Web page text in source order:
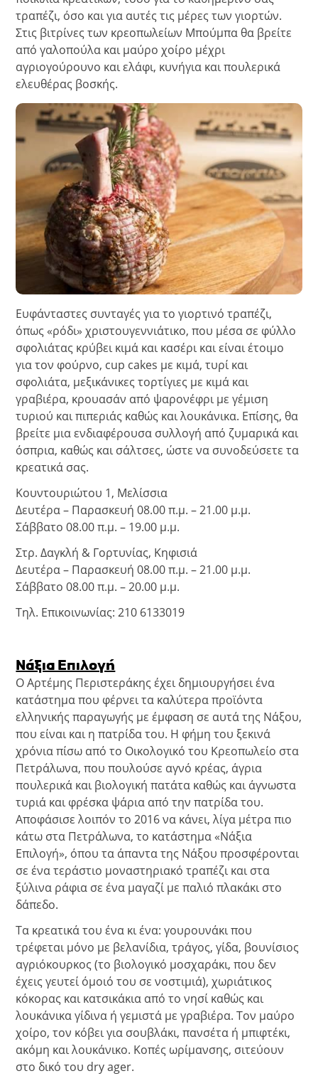
τραπέζι, όσο και για αυτές τις μέρες των γιορτών.
Στις βιτρίνες των κρεοπωλείων Μπούμπα θα βρείτε
από γαλοπούλα και μαύρο χοίρο μέχρι
αγριογούρουνο και ελάφι, κυνήγια και πουλερικά
ελευθέρας βοσκής.
Ευφάνταστες συνταγές για το γιορτινό τραπέζι,
όπως «ρόδι» χριστουγεννιάτικο, που μέσα σε φύλλο
σφολιάτας κρύβει κιμά και κασέρι και είναι έτοιμο
για τον φούρνο, cup cakes με κιμά, τυρί και
σφολιάτα, μεξικάνικες τορτίγιες με κιμά και
γραβιέρα, κρουασάν από ψαρονέφρι με γέμιση
τυριού και πιπεριάς καθώς και λουκάνικα. Επίσης, θα
βρείτε μια ενδιαφέρουσα συλλογή από ζυμαρικά και
όσπρια, καθώς και σάλτσες, ώστε να συνοδεύσετε τα
κρεατικά σας.
Κουντουριώτου 1, Μελίσσια
Δευτέρα – Παρασκευή 08.00 π.μ. – 21.00 μ.μ.
Σάββατο 08.00 π.μ. – 19.00 μ.μ.
Στρ. Δαγκλή & Γορτυνίας, Κηφισιά
Δευτέρα – Παρασκευή 08.00 π.μ. – 21.00 μ.μ.
Σάββατο 08.00 π.μ. – 20.00 μ.μ.
Τηλ. Επικοινωνίας: 210 6133019
Νάξια Επιλογή
Ο Αρτέμης Περιστεράκης έχει δημιουργήσει ένα
κατάστημα που φέρνει τα καλύτερα προϊόντα
ελληνικής παραγωγής με έμφαση σε αυτά της Νάξου,
που είναι και η πατρίδα του. Η φήμη του ξεκινά
χρόνια πίσω από το Οικολογικό του Κρεοπωλείο στα
Πετράλωνα, που πουλούσε αγνό κρέας, άγρια
πουλερικά και βιολογική πατάτα καθώς και άγνωστα
τυριά και φρέσκα ψάρια από την πατρίδα του.
Αποφάσισε λοιπόν το 2016 να κάνει, λίγα μέτρα πιο
κάτω στα Πετράλωνα, το κατάστημα «Νάξια
Επιλογή», όπου τα άπαντα της Νάξου προσφέρονται
σε ένα τεράστιο μοναστηριακό τραπέζι και στα
ξύλινα ράφια σε ένα μαγαζί με παλιό πλακάκι στο
δάπεδο.
Τα κρεατικά του ένα κι ένα: γουρουνάκι που
τρέφεται μόνο με βελανίδια, τράγος, γίδα, βουνίσιος
αγριόκουρκος (το βιολογικό μοσχαράκι, που δεν
έχεις γευτεί όμοιό του σε νοστιμιά), χωριάτικος
κόκορας και κατσικάκια από το νησί καθώς και
λουκάνικα γίδινα ή γεμιστά με γραβιέρα. Τον μαύρο
χοίρο, τον κόβει για σουβλάκι, πανσέτα ή μπιφτέκι,
ακόμη και λουκάνικο. Κοπές ωρίμανσης, σιτεύουν
στο δικό του dry ager.